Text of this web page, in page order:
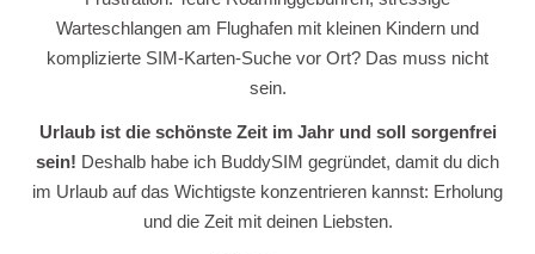
Warteschlangen am Flughafen mit kleinen Kindern und
komplizierte SIM-Karten-Suche vor Ort? Das muss nicht
sein.
Urlaub ist die schönste Zeit im Jahr und soll sorgenfrei
sein! Deshalb habe ich BuddySIM gegründet, damit du dich
im Urlaub auf das Wichtigste konzentrieren kannst: Erholung
und die Zeit mit deinen Liebsten.